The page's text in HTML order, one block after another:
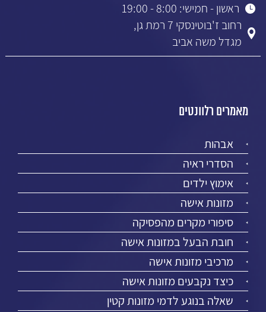
ראשון - חמישי: 8:00 - 19:00
רחוב ז'בוטינסקי 7 רמת גן,
מגדל משה אביב
מאמרים רלוונטים
אבהות
הסדרי ראיה
אימוץ ילדים
מזונות אישה
סיפורי מקרים מהפסיקה
חובת הבעל במזונות אישה
מרכיבי מזונות אישה
כיצד נקבעים מזונות אישה
שאלה בנוגע לדמי מזונות קטין